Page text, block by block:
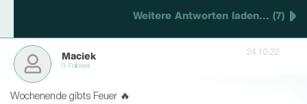
Weitere Antworten laden... (7)
Maciek
0 Follower
24.10.22
Wochenende gibts Feuer 🔥